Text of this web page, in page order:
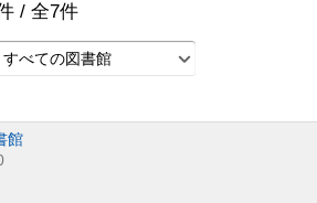
/ 全7件
すべての図書館
館